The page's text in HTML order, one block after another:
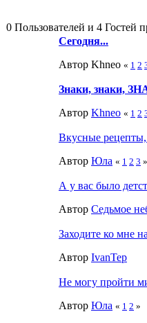
0 Пользователей и 4 Гостей
Сегодня...
Автор Khneo « 1 2
Знаки, знаки,
Автор Khneo « 1 2
Вкусные
Автор Юла « 1 2 3 »
А у вас было
Автор Седьмое
Заходите ко мне
Автор IvanTep
Не могу пройти
Автор Юла « 1 2 »